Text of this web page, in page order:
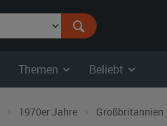
Themen Beliebt
1970er Jahre Großbritannien